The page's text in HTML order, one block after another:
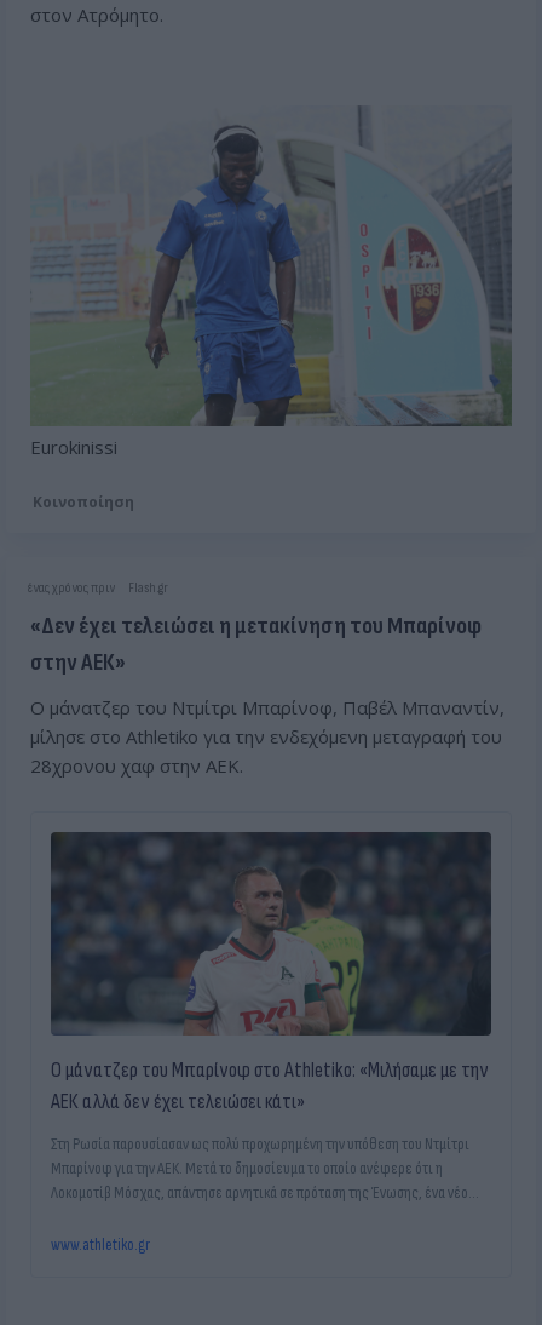
στον Ατρόμητο.
Eurokinissi
Κοινοποίηση
ένας χρόνος πριν Flash.gr
«Δεν έχει τελειώσει η μετακίνηση του Μπαρίνοφ
στην ΑΕΚ»
Ο μάνατζερ του Ντμίτρι Μπαρίνοφ, Παβέλ Μπαναντίν,
μίλησε στο Athletiko για την ενδεχόμενη μεταγραφή του
28χρονου χαφ στην ΑΕΚ.
Ο μάνατζερ του Μπαρίνοφ στο Athletiko: «Μιλήσαμε με την
ΑΕΚ αλλά δεν έχει τελειώσει κάτι»
Στη Ρωσία παρουσίασαν ως πολύ προχωρημένη την υπόθεση του Ντμίτρι
Μπαρίνοφ για την ΑΕΚ. Μετά το δημοσίευμα το οποίο ανέφερε ότι η
Λοκομοτίβ Μόσχας, απάντησε αρνητικά σε πρόταση της Ένωσης, ένα νέο
Ένωση.
www.athletiko.gr